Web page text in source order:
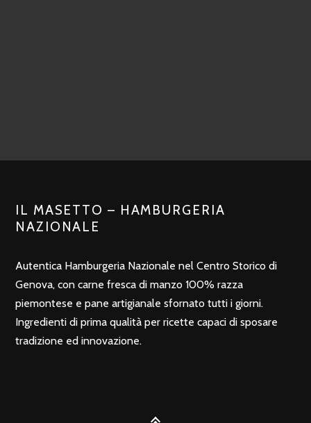
IL MASETTO – HAMBURGERIA
NAZIONALE
Autentica Hamburgeria Nazionale nel Centro Storico di
Genova, con carne fresca di manzo 100% razza
piemontese e pane artigianale sfornato tutti i giorni.
Ingredienti di prima qualità per ricette capaci di sposare
tradizione ed innovazione.